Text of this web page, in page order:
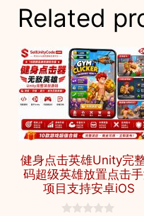
Related
健身点击英雄Unity完
码超级英雄放置点击
项目支持安卓iOS